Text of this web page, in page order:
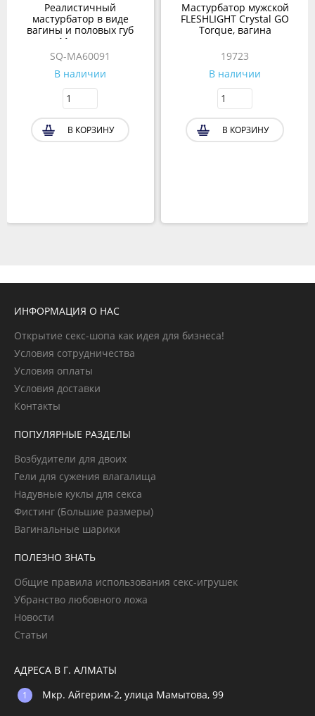
Реалистичный
мастурбатор в виде
вагины и половых губ
Maureen
SQ-MA60091
В наличии
В КОРЗИНУ
Мастурбатор мужской
FLESHLIGHT Crystal GO
Torque, вагина
19723
В наличии
В КОРЗИНУ
ИНФОРМАЦИЯ О НАС
Открытие секс-шопа как идея для бизнеса!
Условия сотрудничества
Условия оплаты
Условия доставки
Контакты
ПОПУЛЯРНЫЕ РАЗДЕЛЫ
Возбудители для двоих
Гели для сужения влагалища
Надувные куклы для секса
Фистинг (Большие размеры)
Вагинальные шарики
ПОЛЕЗНО ЗНАТЬ
Общие правила использования секс-игрушек
Убранство любовного ложа
Новости
Статьи
АДРЕСА В Г. АЛМАТЫ
Мкр. Айгерим-2, улица Мамытова, 99